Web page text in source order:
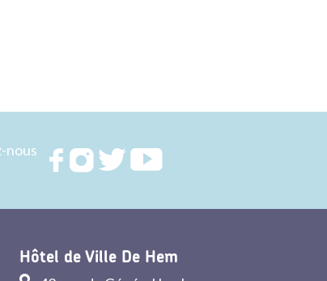
nous
RejoignezRejoignezRejoignez
Hôtel de Ville De Hem